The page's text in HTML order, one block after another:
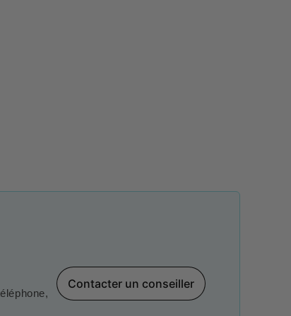
Contacter un conseiller